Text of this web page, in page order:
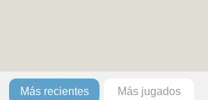
Más recientes Más jugados